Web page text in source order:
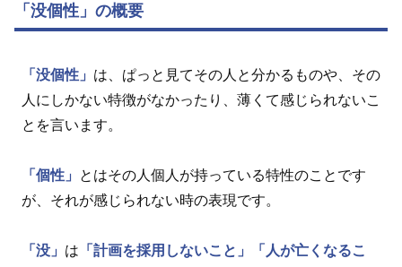
「没個性」の概要
「没個性」 は、ぱっと見てその人と分かるものや、その
人にしかない特徴がなかったり、薄くて感じられないこ
とを言います。
「個性」
とはその人個人が持っている特性のことです
が、それが感じられない時の表現です。
「没」 は 「計画を採用しないこと」
「人が亡くなるこ